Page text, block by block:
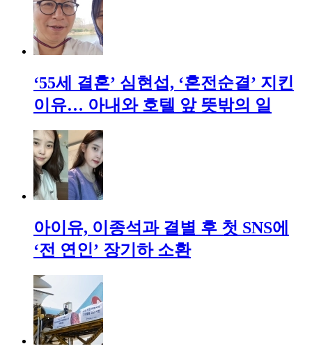
‘55세 결혼’ 심현섭, ‘혼전순결’ 지킨
이유… 아내와 호텔 앞 뜻밖의 일
아이유, 이종석과 결별 후 첫 SNS에
‘전 연인’ 장기하 소환